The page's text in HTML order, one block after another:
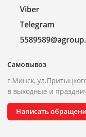
Viber
Telegram
Самовывоз
г.Минск,
в выходные и
Написать